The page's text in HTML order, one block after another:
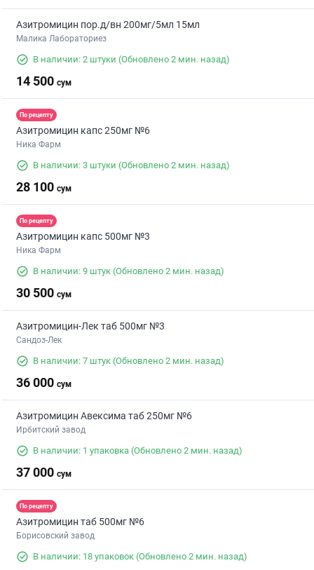
Азитромицин пор.д/вн 200мг/5мл 15мл
Малика Лабораториез
В наличии: 2 штуки (Обновлено 2 мин. назад)
14 500 сум
По рецепту
Азитромицин капс 250мг №6
Ника Фарм
В наличии: 3 штуки (Обновлено 2 мин. назад)
28 100 сум
По рецепту
Азитромицин капс 500мг №3
Ника Фарм
В наличии: 9 штук (Обновлено 2 мин. назад)
30 500 сум
Азитромицин-Лек таб 500мг №3
Сандоз-Лек
В наличии: 7 штук (Обновлено 2 мин. назад)
36 000 сум
Азитромицин Авексима таб 250мг №6
Ирбитский завод
В наличии: 1 упаковка (Обновлено 2 мин. назад)
37 000 сум
По рецепту
Азитромицин таб 500мг №6
Борисовский завод
В наличии: 18 упаковок (Обновлено 2 мин. назад)